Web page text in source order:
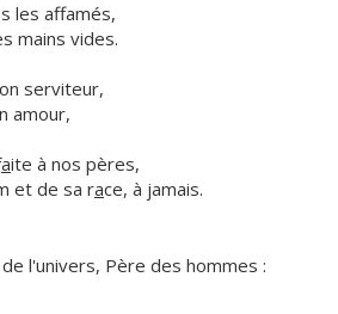
les affamés,
mains vides.
serviteur,
amour,
aite à nos pères,
et de sa race, à jamais.
l'univers, Père des hommes :